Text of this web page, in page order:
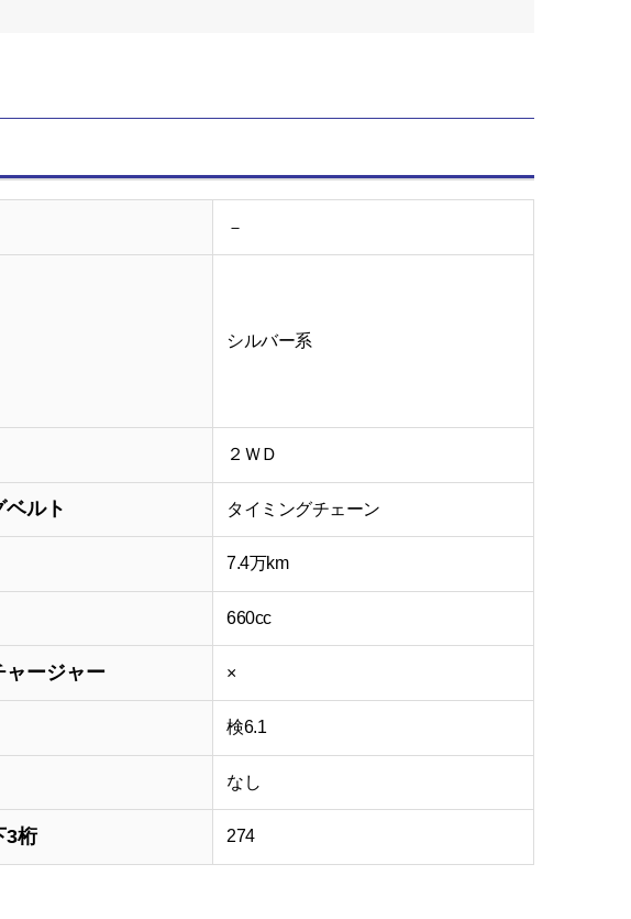
－
シルバー系
２ＷＤ
ベルト タイミングチェーン
7.4万km
660cc
ャージャー ×
検6.1
なし
3桁 274